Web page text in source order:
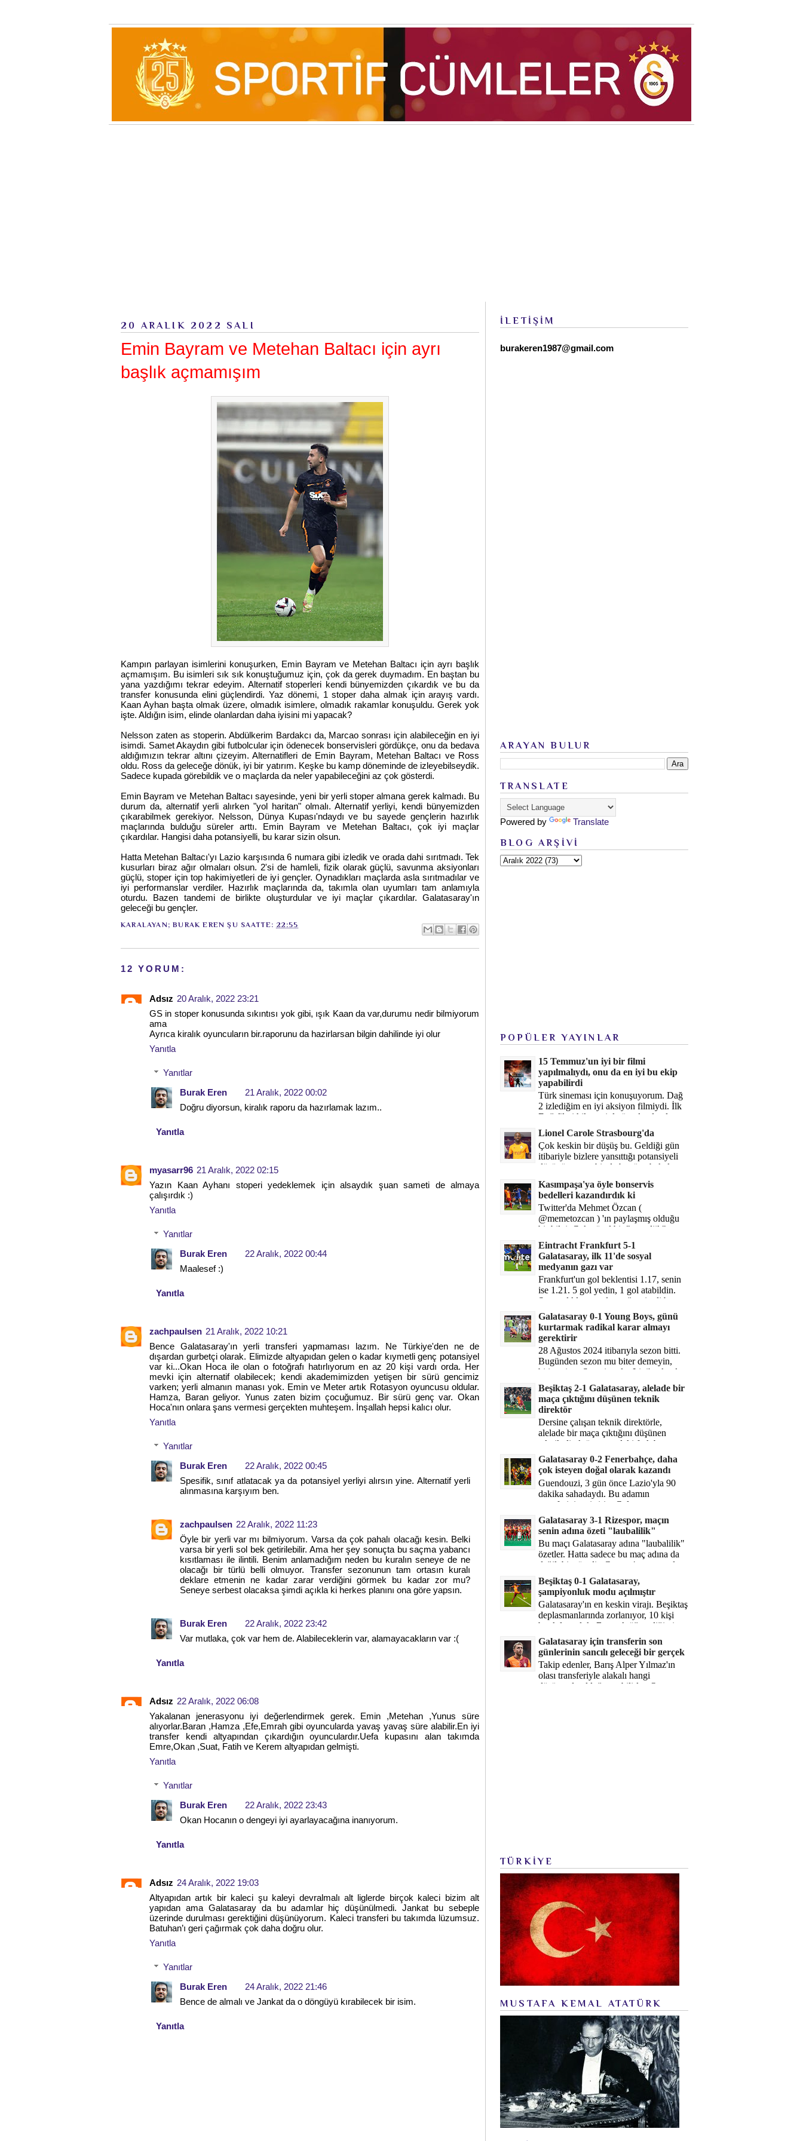
20 ARALIK 2022 SALI
Emin Bayram ve Metehan Baltacı için ayrı
başlık açmamışım
Kampın parlayan isimlerini konuşurken, Emin Bayram ve Metehan Baltacı için ayrı başlık
açmamışım. Bu isimleri sık sık konuştuğumuz için, çok da gerek duymadım. En baştan bu
yana yazdığımı tekrar edeyim. Alternatif stoperleri kendi bünyemizden çıkardık ve bu da
transfer konusunda elini güçlendirdi. Yaz dönemi, 1 stoper daha almak için arayış vardı.
Kaan Ayhan başta olmak üzere, olmadık isimlere, olmadık rakamlar konuşuldu. Gerek yok
işte. Aldığın isim, elinde olanlardan daha iyisini mi yapacak?
Nelsson zaten as stoperin. Abdülkerim Bardakcı da, Marcao sonrası için alabileceğin en iyi
isimdi. Samet Akaydın gibi futbolcular için ödenecek bonservisleri gördükçe, onu da bedava
aldığımızın tekrar altını çizeyim. Alternatifleri de Emin Bayram, Metehan Baltacı ve Ross
oldu. Ross da geleceğe dönük, iyi bir yatırım. Keşke bu kamp döneminde de izleyebilseydik.
Sadece kupada görebildik ve o maçlarda da neler yapabileceğini az çok gösterdi.
Emin Bayram ve Metehan Baltacı sayesinde, yeni bir yerli stoper almana gerek kalmadı. Bu
durum da, alternatif yerli alırken "yol haritan" olmalı. Alternatif yerliyi, kendi bünyemizden
çıkarabilmek gerekiyor. Nelsson, Dünya Kupası'ndaydı ve bu sayede gençlerin hazırlık
maçlarında bulduğu süreler arttı. Emin Bayram ve Metehan Baltacı, çok iyi maçlar
çıkardılar. Hangisi daha potansiyelli, bu karar sizin olsun.
Hatta Metehan Baltacı'yı Lazio karşısında 6 numara gibi izledik ve orada dahi sırıtmadı. Tek
kusurları biraz ağır olmaları olsun. 2'si de hamleli, fizik olarak güçlü, savunma aksiyonları
güçlü, stoper için top hakimiyetleri de iyi gençler. Oynadıkları maçlarda asla sırıtmadılar ve
iyi performanslar verdiler. Hazırlık maçlarında da, takımla olan uyumları tam anlamıyla
oturdu. Bazen tandemi de birlikte oluşturdular ve iyi maçlar çıkardılar. Galatasaray'ın
geleceği bu gençler.
KARALAYAN;BURAK EREN ŞU SAATTE: 22:55
12 YORUM:
Adsız 20 Aralık, 2022 23:21
GS in stoper konusunda sıkıntısı yok gibi, ışık Kaan da var,durumu nedir bilmiyorum
ama
Ayrıca kiralık oyuncuların bir.raporunu da hazirlarsan bilgin dahilinde iyi olur
Yanıtla
Yanıtlar
Burak Eren
21 Aralık, 2022 00:02
Doğru diyorsun, kiralık raporu da hazırlamak lazım..
Yanıtla
myasarr96 21 Aralık, 2022 02:15
Yazın Kaan Ayhanı stoperi yedeklemek için alsaydık şuan sameti de almaya
çalışırdık :)
Yanıtla
Yanıtlar
Burak Eren
22 Aralık, 2022 00:44
Maalesef :)
Yanıtla
zachpaulsen 21 Aralık, 2022 10:21
Bence Galatasaray'ın yerli transferi yapmaması lazım. Ne Türkiye'den ne de
dışardan gurbetçi olarak. Elimizde altyapıdan gelen o kadar kıymetli genç potansiyel
var ki...Okan Hoca ile olan o fotoğrafı hatırlıyorum en az 20 kişi vardı orda. Her
mevki için alternatif olabilecek; kendi akademimizden yetişen bir sürü gencimiz
varken; yerli almanın manası yok. Emin ve Meter artık Rotasyon oyuncusu oldular.
Hamza, Baran geliyor. Yunus zaten bizim çocuğumuz. Bir sürü genç var. Okan
Hoca'nın onlara şans vermesi gerçekten muhteşem. İnşallah hepsi kalıcı olur.
Yanıtla
Yanıtlar
Burak Eren
22 Aralık, 2022 00:45
Spesifik, sınıf atlatacak ya da potansiyel yerliyi alırsın yine. Alternatif yerli
alınmasına karşıyım ben.
zachpaulsen 22 Aralık, 2022 11:23
Öyle bir yerli var mı bilmiyorum. Varsa da çok pahalı olacağı kesin. Belki
varsa bir yerli sol bek getirilebilir. Ama her şey sonuçta bu saçma yabancı
kısıtlaması ile ilintili. Benim anlamadığım neden bu kuralın seneye de ne
olacağı bir türlü belli olmuyor. Transfer sezonunun tam ortasın kuralı
deklare etmenin ne kadar zarar verdiğini görmek bu kadar zor mu?
Seneye serbest olacaksa şimdi açıkla ki herkes planını ona göre yapsın.
Burak Eren
22 Aralık, 2022 23:42
Var mutlaka, çok var hem de. Alabileceklerin var, alamayacakların var :(
Yanıtla
Adsız 22 Aralık, 2022 06:08
Yakalanan jenerasyonu iyi değerlendirmek gerek. Emin ,Metehan ,Yunus süre
alıyorlar.Baran ,Hamza ,Efe,Emrah gibi oyuncularda yavaş yavaş süre alabilir.En iyi
transfer kendi altyapından çıkardığın oyunculardır.Uefa kupasını alan takımda
Emre,Okan ,Suat, Fatih ve Kerem altyapıdan gelmişti.
Yanıtla
Yanıtlar
Burak Eren
22 Aralık, 2022 23:43
Okan Hocanın o dengeyi iyi ayarlayacağına inanıyorum.
Yanıtla
Adsız 24 Aralık, 2022 19:03
Altyapıdan artık bir kaleci şu kaleyi devralmalı alt liglerde birçok kaleci bizim alt
yapıdan ama Galatasaray da bu adamlar hiç düşünülmedi. Jankat bu sebeple
üzerinde durulması gerektiğini düşünüyorum. Kaleci transferi bu takımda lüzumsuz.
Batuhan’ı geri çağırmak çok daha doğru olur.
Yanıtla
Yanıtlar
Burak Eren
24 Aralık, 2022 21:46
Bence de almalı ve Jankat da o döngüyü kırabilecek bir isim.
Yanıtla
İLETİŞİM
burakeren1987@gmail.com
ARAYAN BULUR
TRANSLATE
Powered by Translate
BLOG ARŞİVİ
POPÜLER YAYINLAR
15 Temmuz'un iyi bir filmi
yapılmalıydı, onu da en iyi bu ekip
yapabilirdi
Türk sineması için konuşuyorum. Dağ
2 izlediğim en iyi aksiyon filmiydi. İlk
Dağ filmi hikayesiyle ön plandaydı,
Dağ 2 ise belki o hika...
Lionel Carole Strasbourg'da
Çok keskin bir düşüş bu. Geldiği gün
itibariyle bizlere yansıttığı potansiyeli
düşünüyorum, bir de bugüne bakalım.
Kasımpaşa'ya öyle bonservis
bedelleri kazandırdık ki
Twitter'da Mehmet Özcan (
@memetozcan ) 'ın paylaşmış olduğu
bir bilgi. Çok güzel bir "nostaljik" pas
diyelim. Kasımpaşa...
Eintracht Frankfurt 5-1
Galatasaray, ilk 11'de sosyal
medyanın gazı var
Frankfurt'un gol beklentisi 1.17, senin
ise 1.21. 5 gol yedin, 1 gol atabildin.
Şanssızlıkla mı anlatacağız şimdi bu
durumu? Rakibin 5 ş...
Galatasaray 0-1 Young Boys, günü
kurtarmak radikal karar almayı
gerektirir
28 Ağustos 2024 itibarıyla sezon bitti.
Bugünden sezon mu biter demeyin,
bitiyor işte. Şampiyonlar Ligi'ne katılım
hakkı senin misyonun ...
Beşiktaş 2-1 Galatasaray, alelade bir
maça çıktığını düşünen teknik
direktör
Dersine çalışan teknik direktörle,
alelade bir maça çıktığını düşünen
teknik direktör arasındaki fark bu
işte. Solskjaer'in çalıştığı de...
Galatasaray 0-2 Fenerbahçe, daha
çok isteyen doğal olarak kazandı
Guendouzi, 3 gün önce Lazio'yla 90
dakika sahadaydı. Bu adamın
transferini yetiştirip, Galatasaray
karşısında 11 oynamasını sağlıyorsun....
Galatasaray 3-1 Rizespor, maçın
senin adına özeti "laubalilik"
Bu maçı Galatasaray adına "laubalilik"
özetler. Hatta sadece bu maç adına da
değil, bir süredir. Geçen 4 maçta sadece
1 gol yedin ...
Beşiktaş 0-1 Galatasaray,
şampiyonluk modu açılmıştır
Galatasaray'ın en keskin virajı. Beşiktaş
deplasmanlarında zorlanıyor, 10 kişi
bırakılıyorduk. Bu artık öğrendiğimiz
bir gerçek. Sane...
Galatasaray için transferin son
günlerinin sancılı geleceği bir gerçek
Takip edenler, Barış Alper Yılmaz'ın
olası transferiyle alakalı hangi
düşüncede olduğumu bilirler. O
TÜRKİYE
MUSTAFA KEMAL ATATÜRK